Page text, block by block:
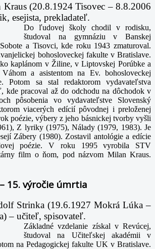
(20.8.1924 Tisovec – 8.8.2006
esejista, prekladateľ.
Do ľudovej školy chodil v rodisku,
študoval na gymnáziu v Banskej
a Tisovci, kde roku 1943 zmaturoval.
bohosloveckej fakulte v Bratislave.
kaplánom v Žiline, v Liptovskej Porúbke a
a asistentom na Ev. bohosloveckej
Potom sa stal redaktorom vydavateľstva
kde pracoval až do odchodu na dôchodok v
pôsobenia vo vydavateľstve Slovenský
viacerých edícií pôvodnej i preloženej
poézie, výbery z jeho básnickej tvorby vyšli
Z lyriky (1975), Nálady (1979, 1983). Je
Zábery (1980). Zostavil antológie a edície
poézie. V roku 1995 vyrobila STV
film o ňom, pod názvom Milan Kraus.
15. výročie úmrtia
Strinka (19.6.1927 Mokrá Lúka –
– učiteľ, spisovateľ.
Základné vzdelanie získal v Revúcej,
študoval na Učiteľskej akadémii v
na Pedagogickej fakulte UK v Bratislave.